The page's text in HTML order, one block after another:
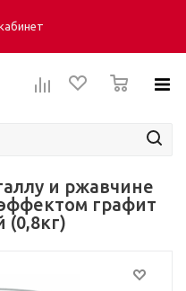
и ржавчине
графит
(0,8кг)